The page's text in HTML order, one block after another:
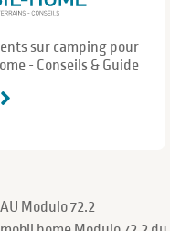
sur camping pour
- Conseils & Guide
Modulo 72.2